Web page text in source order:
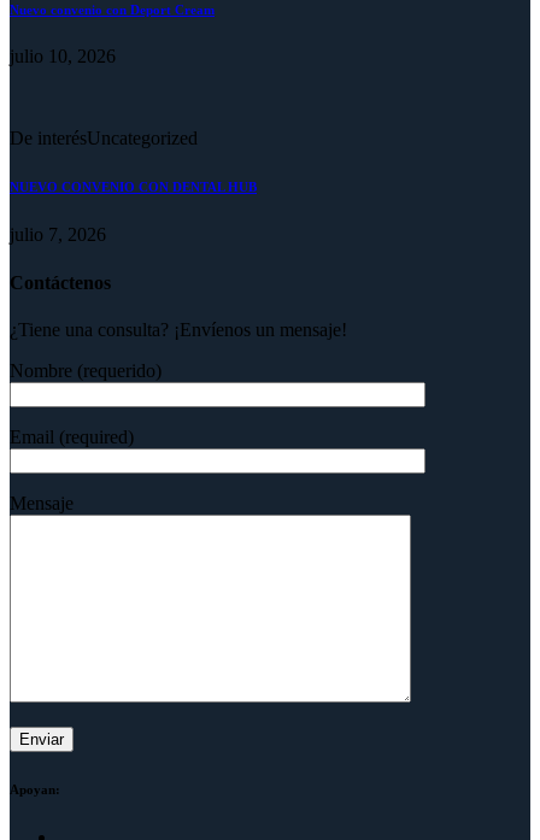
Nuevo convenio con Deport Cream
julio 10, 2026
De interésUncategorized
NUEVO CONVENIO CON DENTAL HUB
julio 7, 2026
Contáctenos
¿Tiene una consulta? ¡Envíenos un mensaje!
Nombre (requerido)
Email (required)
Mensaje
Apoyan: